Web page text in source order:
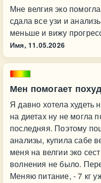
Мне велгия эко
сдала все узи и
меньше и вижу
Имя, 11.05.2026
Мен помогает
Я давно хотела худеть
на диетах ну не могла
последняя. Поэтому
анализы, купила сабе
меня на велгии эко
волнения не было.
Меняю питание, - 7 кг